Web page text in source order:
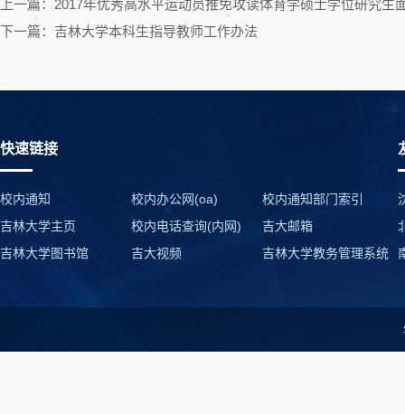
上一篇：2017年优秀高水平运动员推免攻读体育学硕士学位研究生
下一篇：吉林大学本科生指导教师工作办法
快速链接
校内通知 校内办公网(oa)
校内通知部门索引
吉林大学主页
校内电话查询(内网)
吉大邮箱
吉林大学图书馆
吉大视频 吉林大学教务管理系统